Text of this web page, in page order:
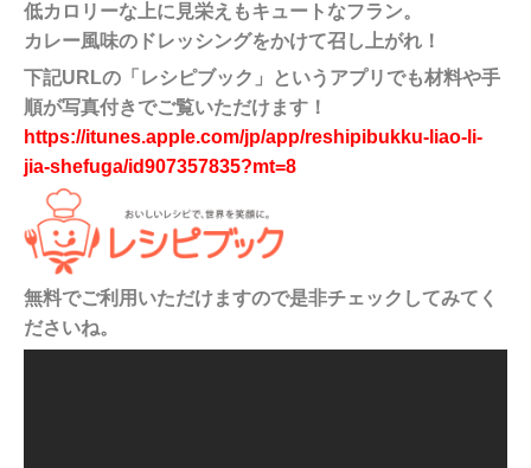
低カロリーな上に見栄えもキュートなフラン。
カレー風味のドレッシングをかけて召し上がれ！
下記URLの「レシピブック」というアプリでも材料や手
順が写真付きでご覧いただけます！
https://itunes.apple.com/jp/app/reshipibukku-liao-li-
jia-shefuga/id907357835?mt=8
無料でご利用いただけますので是非チェックしてみてく
ださいね。